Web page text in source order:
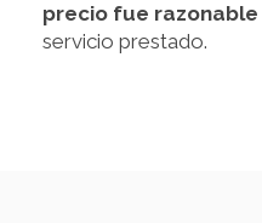
precio fue razonable
servicio prestado.